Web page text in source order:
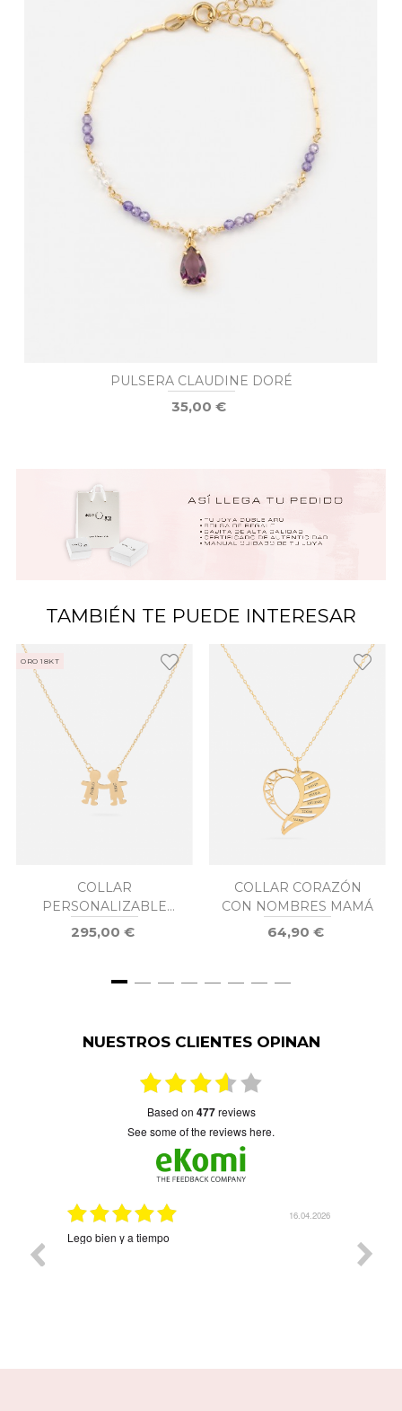
PULSERA CLAUDINE DORÉ
35,00 €
TAMBIÉN TE PUEDE INTERESAR
ORO 18KT
COLLAR
PERSONALIZABLE
NIÑO Y NIÑO ORO
295,00 €
COLLAR CORAZÓN
CON NOMBRES MAMÁ
64,90 €
NUESTROS CLIENTES OPINAN
based on 477reviews
see some of the reviews here.
16.04.2026
Precioso y llegó rapidísimo Árbol de la vida con
nombres. Ha quedado precioso. Contentísima con la